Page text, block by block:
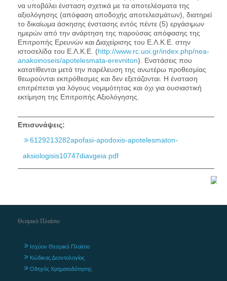
να υποβάλει ένσταση σχετικά με τα αποτελέσματα της
αξιολόγησης (απόφαση αποδοχής αποτελεσμάτων), διατηρεί
το δικαίωμα άσκησης ένστασης εντός πέντε (5) εργάσιμων
ημερών από την ανάρτηση της παρούσας απόφασης της
Επιτροπής Ερευνών και Διαχείρισης του Ε.Λ.Κ.Ε. στην
ιστοσελίδα του Ε.Λ.Κ.Ε. (http://www.rc.uoi.gr/index.php/nea-
anakoinoseis/apotelesmata-erevniton). Ενστάσεις που
κατατίθενται μετά την παρέλευση της ανωτέρω προθεσμίας
θεωρούνται εκπρόθεσμες και δεν εξετάζονται. Η ένσταση
επιτρέπεται για λόγους νομιμότητας και όχι για ουσιαστική
εκτίμηση της Επιτροπής Αξιολόγησης.
Επισυνάψεις:
6129213282apofasi-apodoxis-apotelesmaton-
aksiologisis10747diavgeia.pdf
Θεσμικό Πλαίσιο
Ισχύον Θεσμικό Πλαίσιο
Κώδικας Δεοντολογίας
Οδηγός Χρηματοδότησης